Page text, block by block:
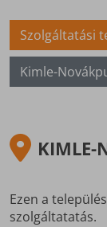
Szolgáltatási
Kimle-
KIMLE-
Ezen a
szolgáltatatás.